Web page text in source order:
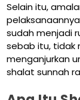
Selain itu,
sudah menjadi
sebab itu, tidak
menganjurkan
shalat sunnah